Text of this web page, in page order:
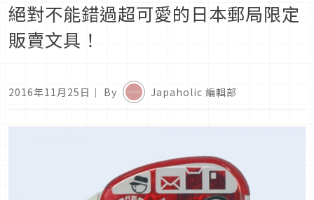
絕對不能錯過超可愛的日本郵局限定
販賣文具！
2016年11月25日 ｜ By Japaholic 編輯部